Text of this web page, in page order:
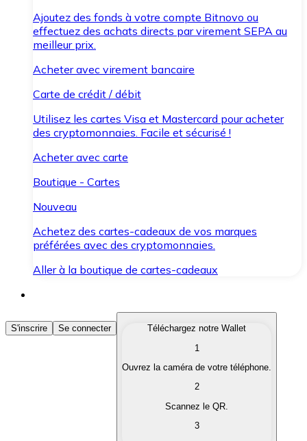
Ajoutez des fonds à votre compte Bitnovo ou
effectuez des achats directs par virement SEPA au
meilleur prix.
Acheter avec virement bancaire
Carte de crédit / débit
Utilisez les cartes Visa et Mastercard pour acheter
des cryptomonnaies. Facile et sécurisé !
Acheter avec carte
Boutique - Cartes
Nouveau
Achetez des cartes-cadeaux de vos marques
préférées avec des cryptomonnaies.
Aller à la boutique de cartes-cadeaux
Acheter des Cryptomonnaies
Achetez les cryptomonnaies qui vous intéressent
Convertissez vos cryptomonnaies en monnaie
S'inscrire Se connecter
Téléchargez notre Wallet
1
Ouvrez la caméra de votre téléphone.
2
Scannez le QR.
3